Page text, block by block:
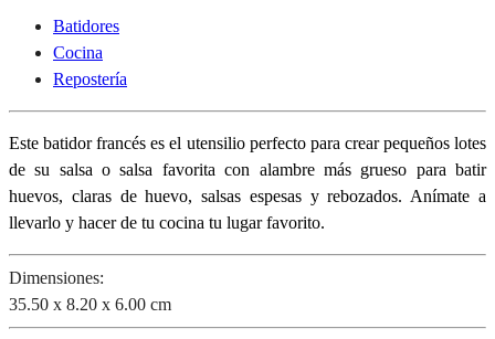
Batidores
Cocina
Repostería
Este batidor francés es el utensilio perfecto para crear pequeños lotes
de su salsa o salsa favorita con alambre más grueso para batir
huevos, claras de huevo, salsas espesas y rebozados. Anímate a
llevarlo y hacer de tu cocina tu lugar favorito.
Dimensiones:
35.50 x 8.20 x 6.00 cm